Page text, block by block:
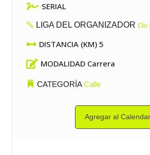
 SERIAL
LIGA DEL ORGANIZADOR
 DISTANCIA (KM) 5
 MODALIDAD Carrera
CATEGORÍACalle
Agregar al